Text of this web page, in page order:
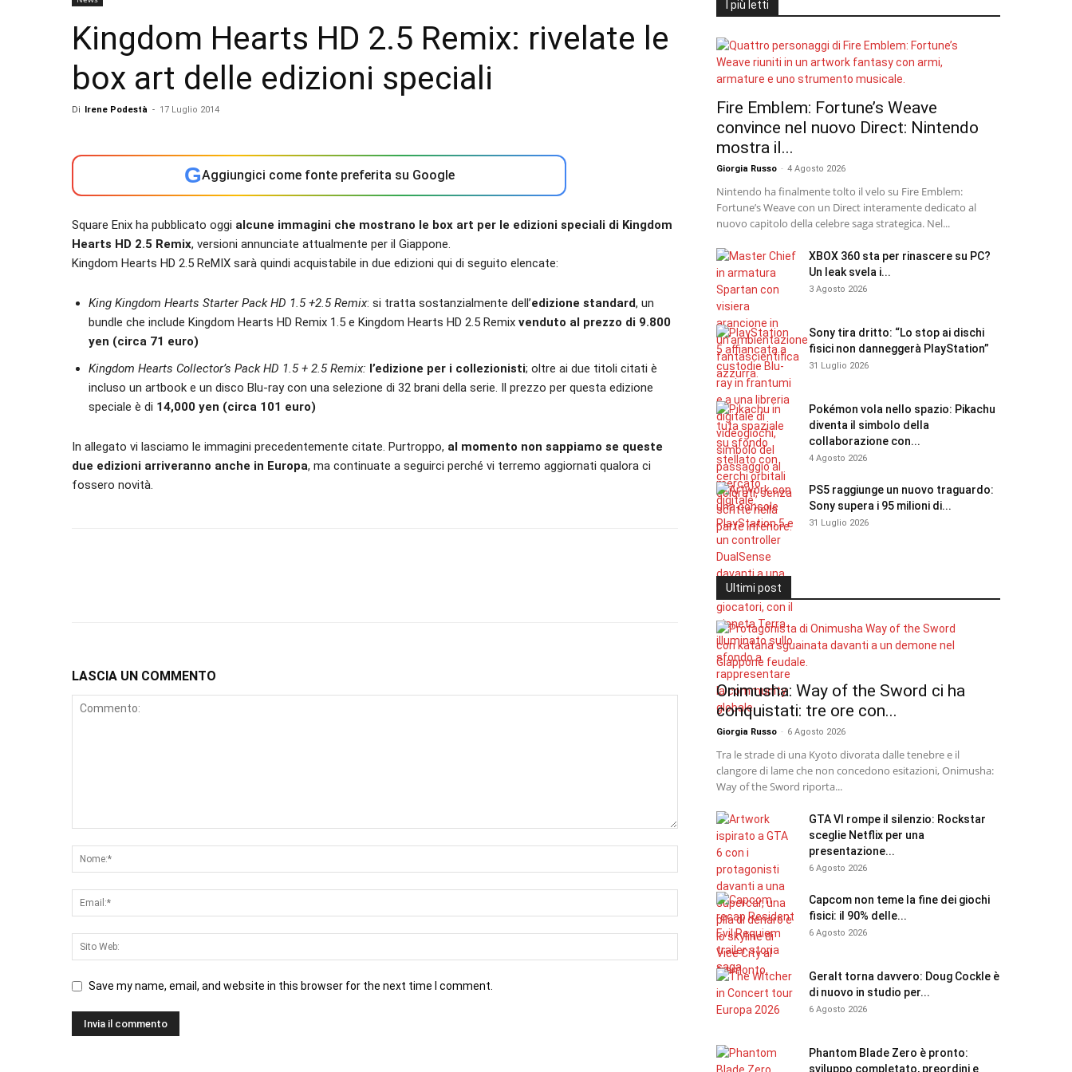
Kingdom Hearts HD 2.5 Remix: rivelate le
box art delle edizioni speciali
Di Irene Podestà - 17 Luglio 2014
GAggiungici come fonte preferita su Google
Square Enix ha pubblicato oggi alcune immagini che mostrano le box art per le edizioni speciali di Kingdom
Hearts HD 2.5 Remix, versioni annunciate attualmente per il Giappone.
Kingdom Hearts HD 2.5 ReMIX sarà quindi acquistabile in due edizioni qui di seguito elencate:
King Kingdom Hearts Starter Pack HD 1.5 +2.5 Remix: si tratta sostanzialmente dell’edizione standard, un
bundle che include Kingdom Hearts HD Remix 1.5 e Kingdom Hearts HD 2.5 Remix venduto al prezzo di 9.800
yen (circa 71 euro)
Kingdom Hearts Collector’s Pack HD 1.5 + 2.5 Remix: l’edizione per i collezionisti; oltre ai due titoli citati è
incluso un artbook e un disco Blu-ray con una selezione di 32 brani della serie. Il prezzo per questa edizione
speciale è di 14,000 yen (circa 101 euro)
In allegato vi lasciamo le immagini precedentemente citate. Purtroppo, al momento non sappiamo se queste
due edizioni arriveranno anche in Europa, ma continuate a seguirci perché vi terremo aggiornati qualora ci
fossero novità.
LASCIA UN COMMENTO
Save my name, email, and website in this browser for the next time I comment.
I più letti
Fire Emblem: Fortune’s Weave
convince nel nuovo Direct: Nintendo
mostra il...
Giorgia Russo - 4 Agosto 2026
Nintendo ha finalmente tolto il velo su Fire Emblem:
Fortune’s Weave con un Direct interamente dedicato al
nuovo capitolo della celebre saga strategica. Nel...
XBOX 360 sta per rinascere su PC?
Un leak svela i...
3 Agosto 2026
Sony tira dritto: “Lo stop ai dischi
fisici non danneggerà PlayStation”
31 Luglio 2026
Pokémon vola nello spazio: Pikachu
diventa il simbolo della
collaborazione con...
4 Agosto 2026
PS5 raggiunge un nuovo traguardo:
Sony supera i 95 milioni di...
31 Luglio 2026
Ultimi post
Onimusha: Way of the Sword ci ha
conquistati: tre ore con...
Giorgia Russo - 6 Agosto 2026
Tra le strade di una Kyoto divorata dalle tenebre e il
clangore di lame che non concedono esitazioni, Onimusha:
Way of the Sword riporta...
GTA VI rompe il silenzio: Rockstar
sceglie Netflix per una
presentazione...
6 Agosto 2026
Capcom non teme la fine dei giochi
fisici: il 90% delle...
6 Agosto 2026
Geralt torna davvero: Doug Cockle è
di nuovo in studio per...
6 Agosto 2026
Phantom Blade Zero è pronto:
sviluppo completato, preordini e